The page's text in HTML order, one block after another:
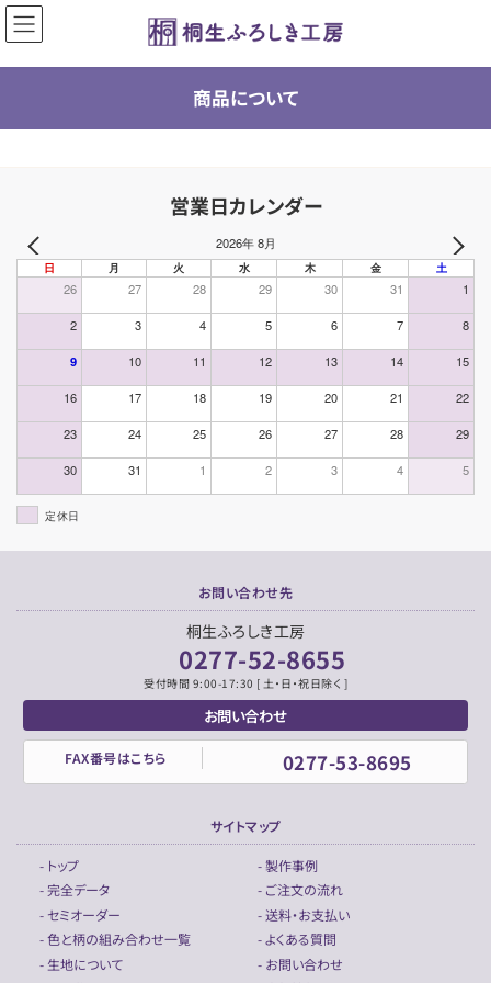
コ
テ
キ
ナ
ゲ
に
商品について
営業日カレンダー
2026年 8月
日 月 火 水 木 金 土
26 27 28 29 30 31 1
2 3 4 5 6 7 8
9 10 11 12 13 14 15
16 17 18 19 20 21 22
23 24 25 26 27 28 29
30 31 1 2 3 4 5
定休日
お問い合わせ先
桐生ふろしき工房
0277-52-8655
受付時間 9:00-17:30 [ 土・日・祝日除く ]
お問い合わせ
FAX番号はこちら 0277-53-8695
サイトマップ
- トップ
- 製作事例
- 完全データ
- ご注文の流れ
- セミオーダー
- 送料・お支払い
- 色と柄の組み合わせ一覧
- よくある質問
- 生地について
- お問い合わせ